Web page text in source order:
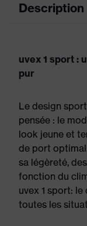
Description
uvex 1 sport :
pur
Le design
pensée : le
look jeune et
de port
sa légèreté,
fonction du
uvex 1 sport:
toutes les